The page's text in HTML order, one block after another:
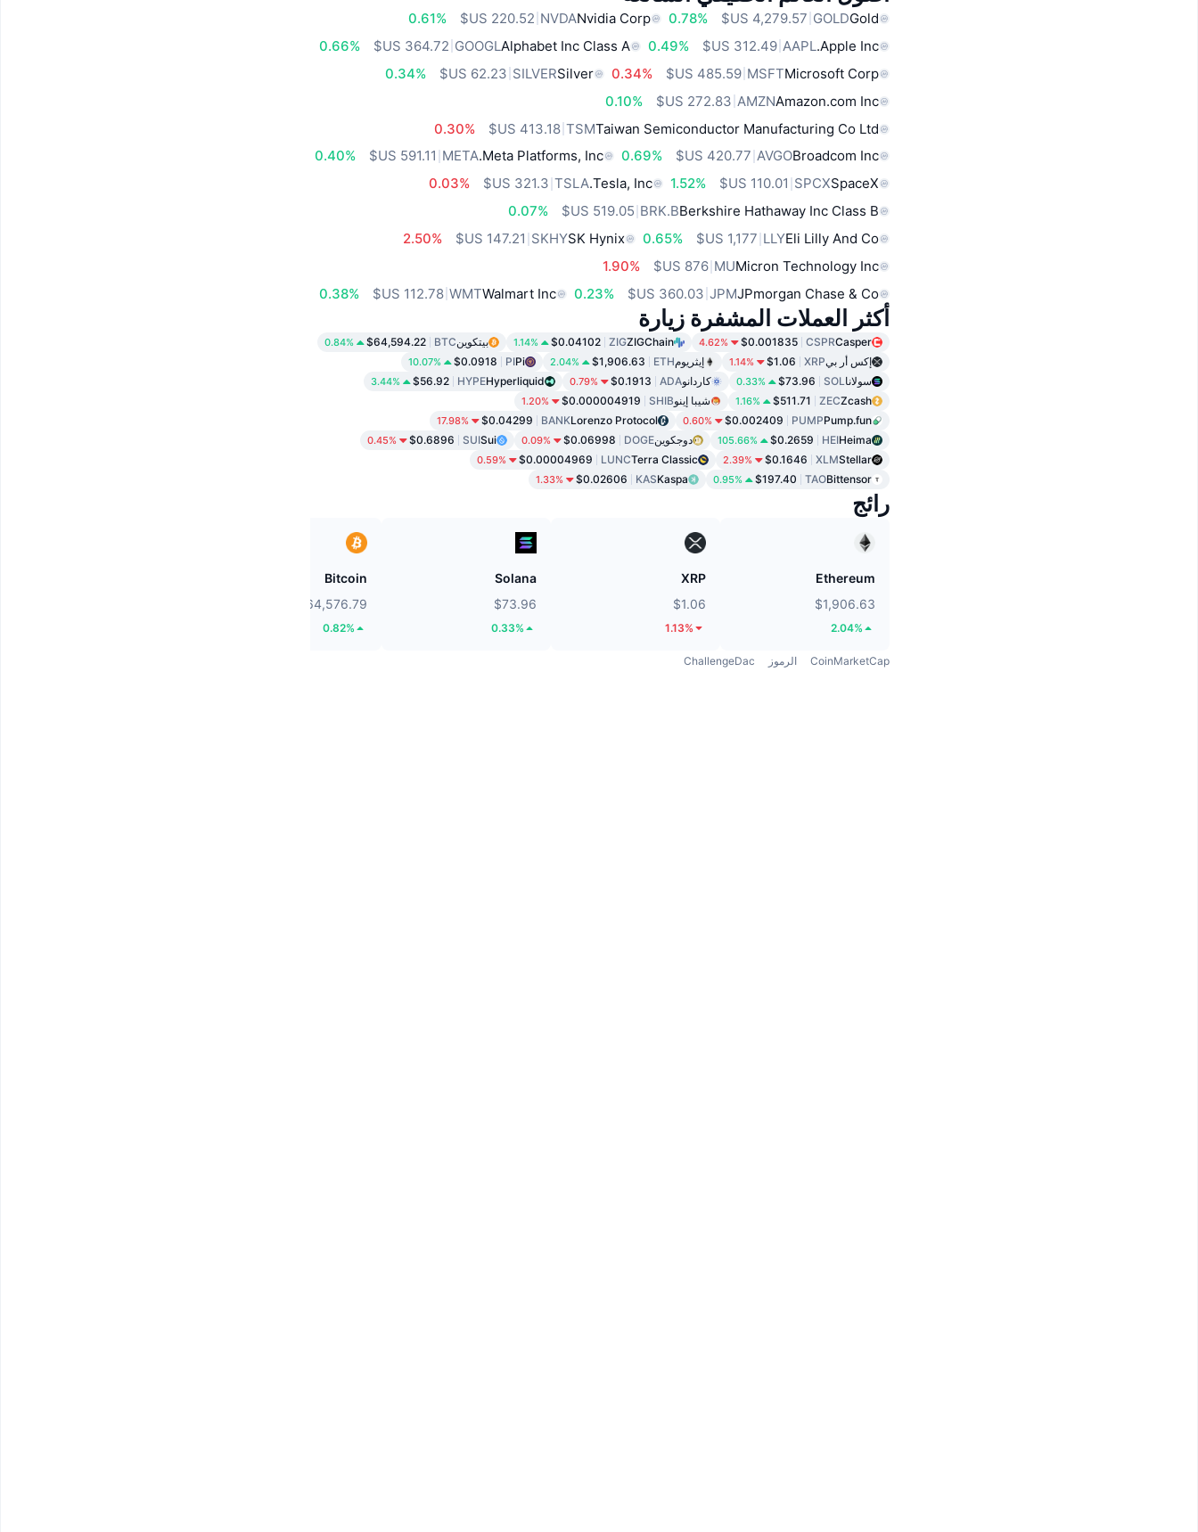
Gold
GOLD
0.78%
Nvidia Corp
NVDA
0.61%
Apple Inc.
AAPL
‏312.49 US$
0.49%
Alphabet Inc Class A
GOOGL
0.66%
Microsoft Corp
MSFT
‏485.59 US$
0.34%
Silver
SILVER
0.34%
Amazon.com Inc
AMZN
0.10%
Taiwan Semiconductor Manufacturing Co Ltd
TSM
‏413.18 US$
0.30%
Broadcom Inc
AVGO
0.69%
Meta Platforms, Inc.
META
0.40%
SpaceX
SPCX
1.52%
Tesla, Inc.
TSLA
0.03%
Berkshire Hathaway Inc Class B
BRK.B
0.07%
Eli Lilly And Co
LLY
0.65%
SK Hynix
SKHY
2.50%
Micron Technology Inc
MU
‏876 US$
1.90%
JPmorgan Chase & Co
JPM
0.23%
Walmart Inc
WMT
‏112.78 US$
0.38%
أكثر العملات المشفرة زيارة
Casper
CSPR
$0.001835
4.62%
ZIGChain
ZIG
$0.04102
1.14% بيتكوينBTC
$64,594.22
0.84%
إكس أر بيXRP
$1.06
1.14% إيثريومETH
$1,906.63
2.04%
Pi
PI
$0.0918
10.07%
سولانا SOL
$73.96
0.33% كاردانوADA
$0.1913
0.79%
Hyperliquid
HYPE
$56.92
3.44%
Zcash
ZEC
$511.71
1.16% شيبا إينوSHIB
$0.000004919
1.20%
Pump.fun
PUMP
$0.002409
0.60%
Lorenzo Protocol
BANK
$0.04299
17.98%
Heima
HEI
$0.2659
105.66% دوجكوينDOGE
$0.06998
0.09%
Sui
SUI
$0.6896
0.45%
Stellar
XLM
$0.1646
2.39%
Terra Classic
LUNC
$0.00004969
0.59%
Bittensor
TAO
$197.40
0.95%
Kaspa
KAS
$0.02606
1.33%
رائج
Ethereum
$1,906.63
2.04%
XRP
$1.06
1.13%
Solana
$73.96
0.33%
Bitcoin
$64,576.79
0.82%
CoinMarketCap الرموز ChallengeDac